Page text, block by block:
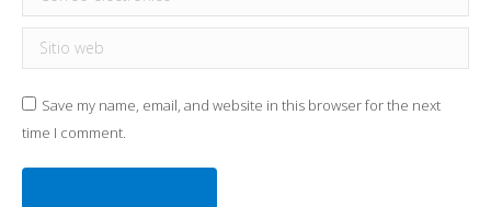
Sitio web
Save my name, email, and website in this browser for the next
time I comment.